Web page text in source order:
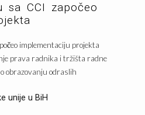
sa CCI započeo
implementaciju projekta
prava radnika i tržišta radne
obrazovanju odraslih
unije u BiH